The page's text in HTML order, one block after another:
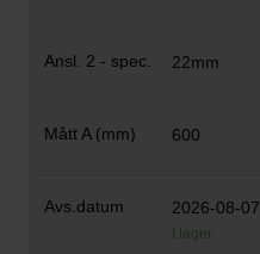
22mm
600
2026-08-07
I lager